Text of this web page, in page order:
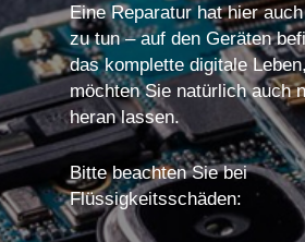
Eine Reparatur hat hier
zu tun – auf den Geräten
das komplette digitale
möchten Sie natürlich auch
heran lassen.
Bitte beachten Sie bei
Flüssigkeitsschäden: